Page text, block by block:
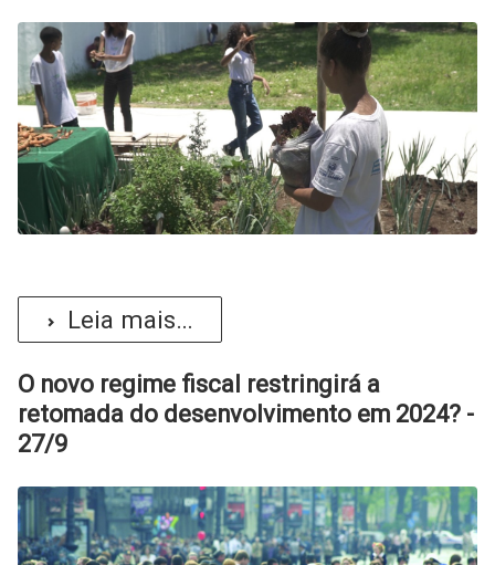
Leia mais...
O novo regime fiscal restringirá a
retomada do desenvolvimento em 2024? -
27/9